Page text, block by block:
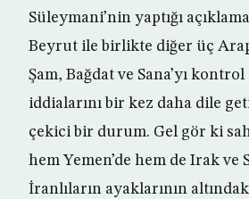
Süleymani’nin yaptığı
Beyrut ile birlikte diğer üç
Şam, Bağdat ve Sana’yı
iddialarını bir kez daha dile
çekici bir durum. Gel gör ki
hem Yemen’de hem de Irak ve
İranlıların ayaklarının